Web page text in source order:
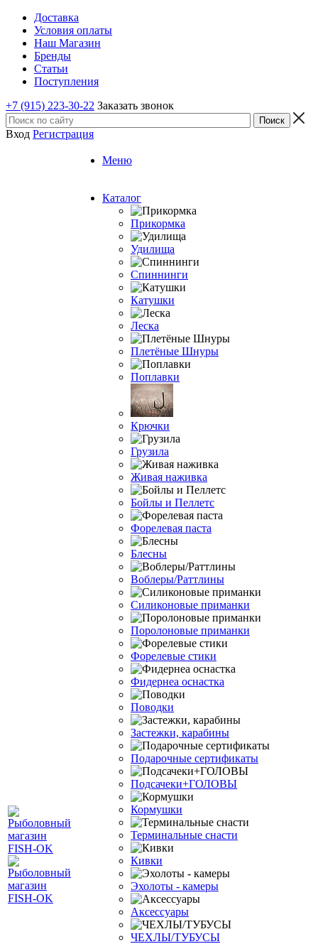
Доставка
Условия оплаты
Наш Магазин
Бренды
Статьи
Поступления
+7 (915) 223-30-22 Заказать звонок
Вход Регистрация
Меню
Каталог
Прикормка
Удилища
Спиннинги
Катушки
Леска
Плетёные Шнуры
Поплавки
Крючки
Грузила
Живая наживка
Бойлы и Пеллетс
Форелевая паста
Блесны
Воблеры/Раттлины
Силиконовые приманки
Поролоновые приманки
Форелевые стики
Фидернеа оснастка
Поводки
Застежки, карабины
Подарочные сертификаты
Подсачеки+ГОЛОВЫ
Кормушки
Терминальные снасти
Кивки
Эхолоты - камеры
Аксессуары
ЧЕХЛЫ/ТУБУСЫ